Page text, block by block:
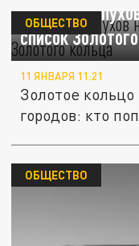
Почему
список
ОБЩЕСТВО
11 ЯНВАРЯ 11:21
Золотое
городов: кто
ОБЩЕСТВО